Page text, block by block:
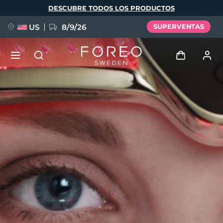
DESCUBRE TODOS LOS PRODUCTOS
US 8/9/26 SUPERVENTAS
Iniciar sesión
Perfil de usuario
Mis dispositivos
NUEVO
FAQ™ Pure Beauty-Tech Elixir
BREAKING NEWS
issa™ Teeth Whitening Set
Idioma
English Deutsch
Français
Italiano
Polski
Svenska
Türkçe
简体中文